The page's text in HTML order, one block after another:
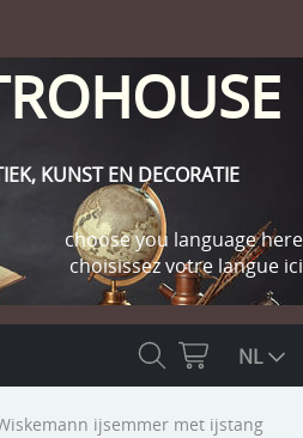
KUNST EN DECORATIE
choose you language here
choisissez votre langue ici
NL
ijsemmer met ijstang